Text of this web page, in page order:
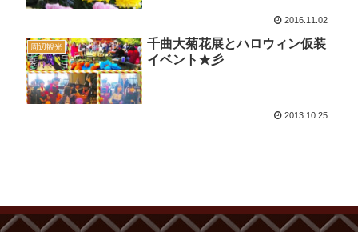
2016.11.02
周辺観光
千曲大菊花展とハロウィン仮装
イベント★彡
2013.10.25